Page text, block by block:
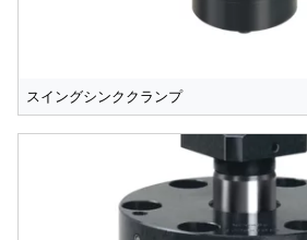
スイングシンククランプ